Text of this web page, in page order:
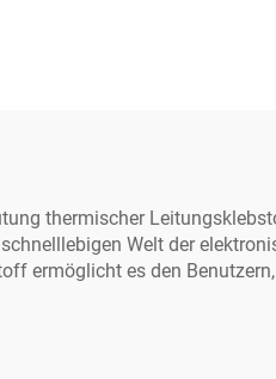
thermischer
Welt der
ermöglicht es den